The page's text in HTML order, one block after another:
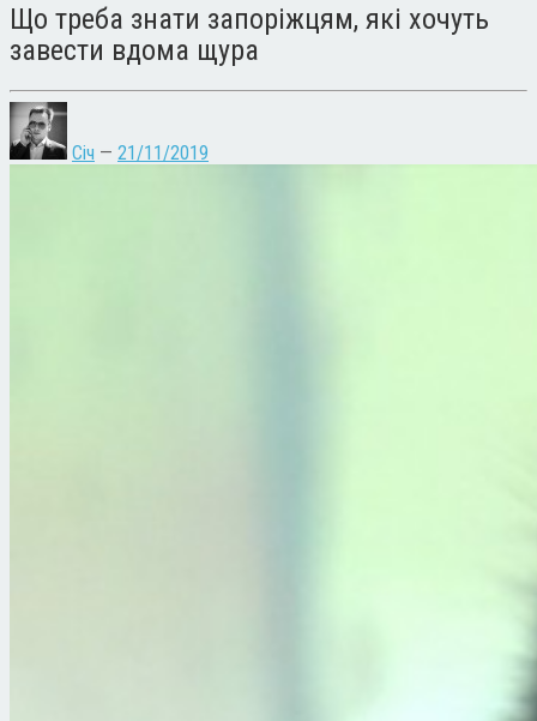
Що треба знати запоріжцям, які хочуть
завести вдома щура
Січ — 21/11/2019